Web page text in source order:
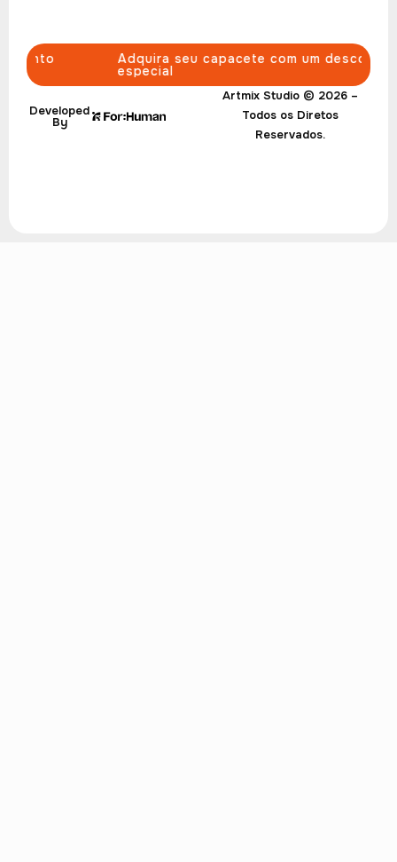
Adquira seu capacete com um desconto
especial
Artmix Studio © 2026 –
Todos os Diretos
Reservados.
Developed
By